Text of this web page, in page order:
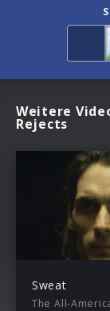
Weitere
Rejects
Sweat